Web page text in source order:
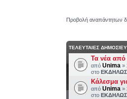
Προβολή αναπάντητων
ΤΕΛΕΥΤΑΙΕΣ
Τα νέα από
απόUnima »
στο
Κάλεσμα
απόUnima »
στο